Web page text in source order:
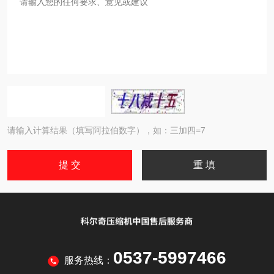
请输入计算结果（填写阿拉伯数字），如：三加四=7
服务热线： 0537-5997466